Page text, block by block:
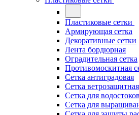
Пластиковые сетки
Армирующая сетка
Декоративные сетки
Лента бордюрная
Оградительная сетка
Противомоскитная
Сетка антиградовая
Сетка ветрозащитная
Сетка для водостоков
Сетка для